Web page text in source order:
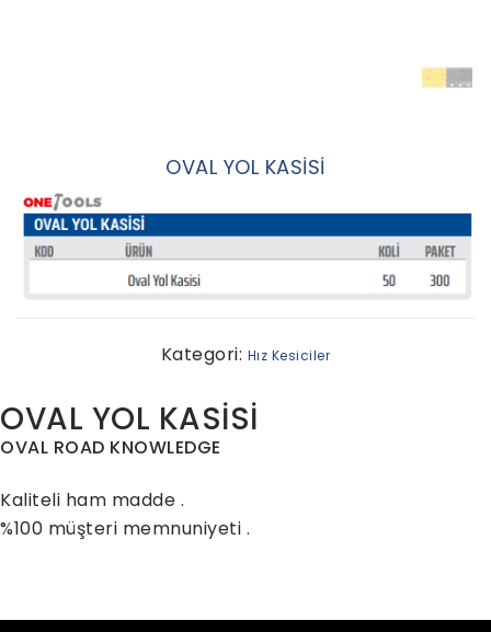
OVAL YOL KASİSİ
Kategori: Hız Kesiciler
OVAL YOL KASİSİ
OVAL ROAD KNOWLEDGE
Kaliteli ham madde .
%100 müşteri memnuniyeti .